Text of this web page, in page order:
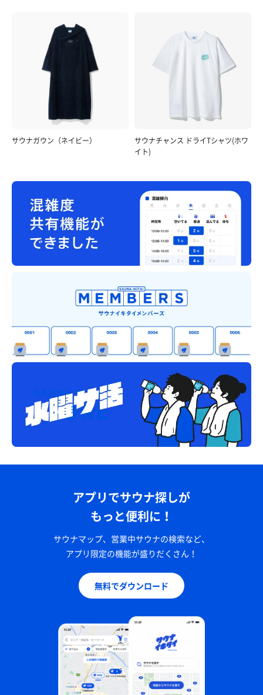
サウナガウン（ネイビー）
サウナチャンス ドライTシャツ(ホワ
イト)
アプリでサウナ探しが
もっと便利に！
サウナマップ、営業中サウナの検索など、
アプリ限定の機能が盛りだくさん！
無料でダウンロード